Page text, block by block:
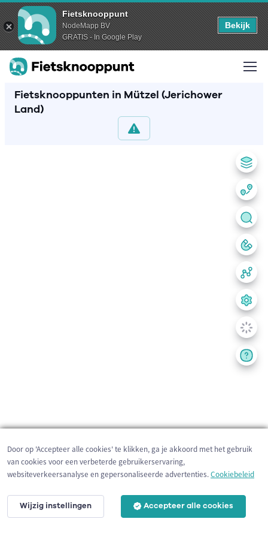
Fietsknooppunt
NodeMapp BV
GRATIS - In Google Play
Bekijk
Fietsknooppunten in Mützel (Jerichower
Land)
200 m
Door op 'Accepteer alle cookies' te klikken, ga je akkoord met het gebruik
van cookies voor een verbeterde gebruikerservaring,
websiteverkeersanalyse en gepersonaliseerde advertenties.Cookiebeleid
Wijzig instellingen Accepteer alle cookies